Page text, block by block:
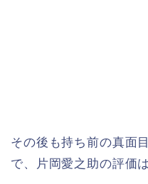
その後も持ち前の真面
で、片岡愛之助の評価